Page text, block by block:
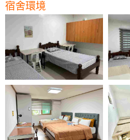
宿舍環境